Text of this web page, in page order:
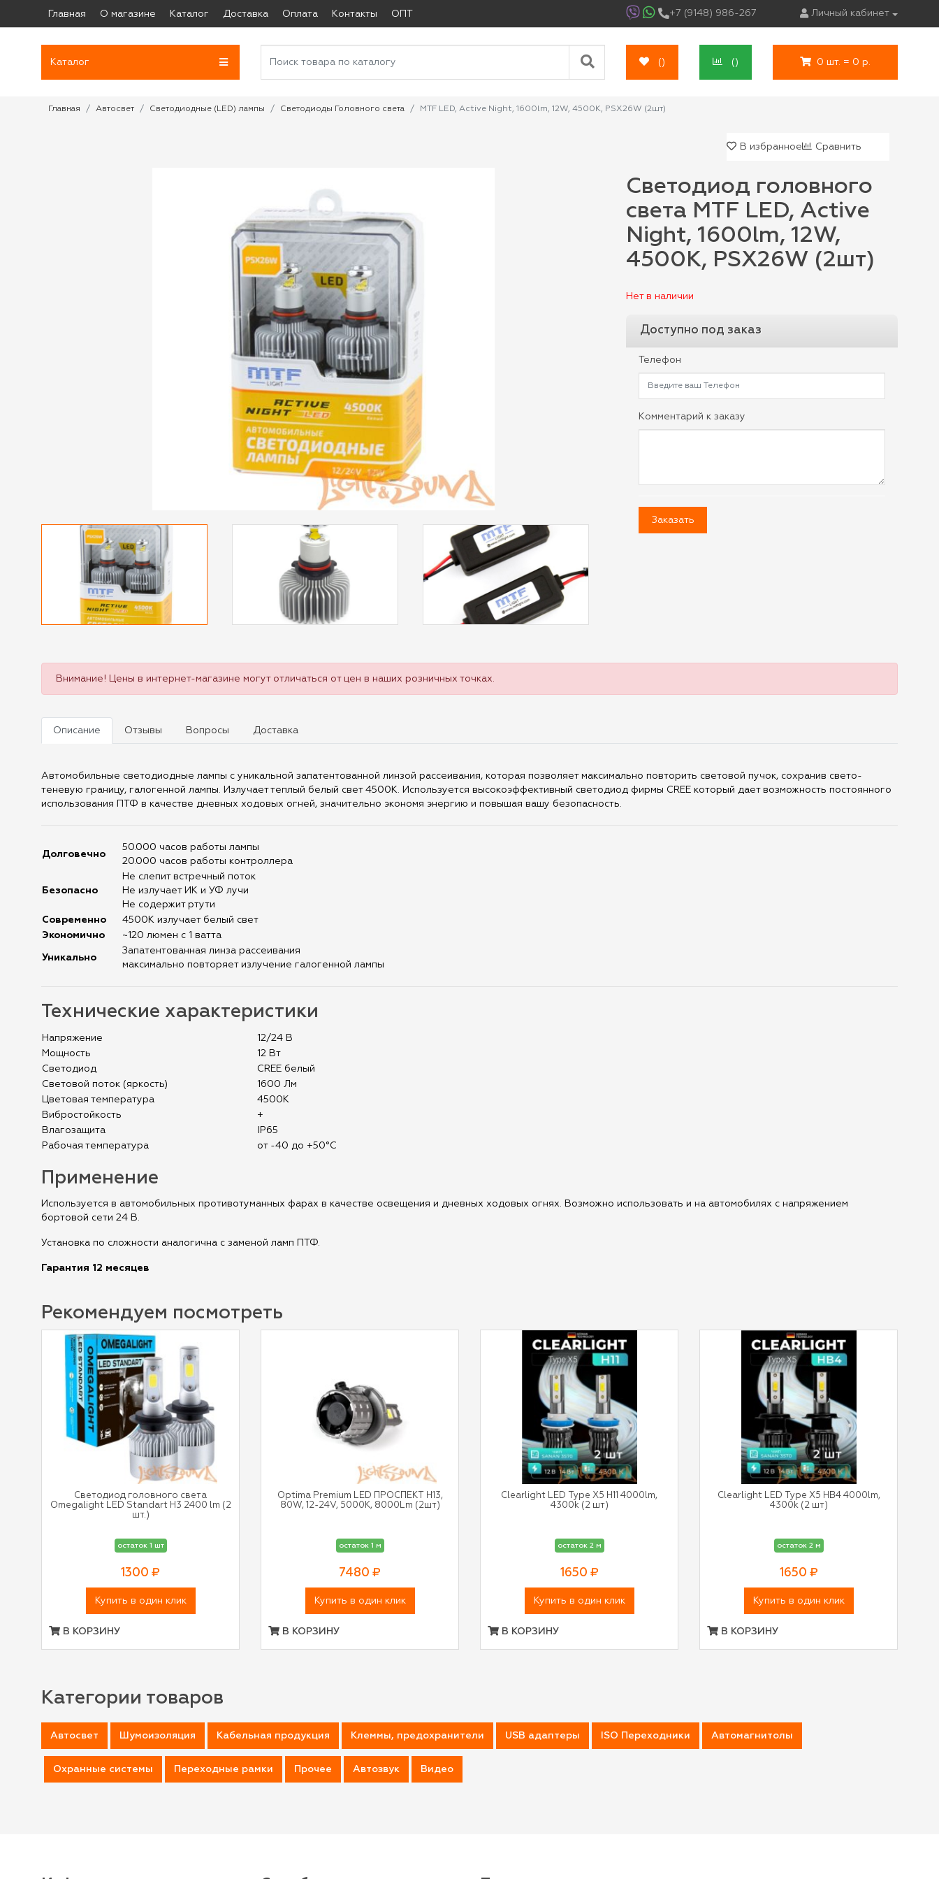
Главная О магазине Каталог Доставка Оплата Контакты ОПТ +7 (9148) 986-267 Личный кабинет
Каталог () () 0 шт. = 0 р.
Главная Автосвет Светодиодные (LED) лампы Светодиоды Головного света MTF LED, Active Night, 1600lm, 12W, 4500K, PSX26W (2шт)
В избранное Сравнить
Светодиод головного
света MTF LED, Active
Night, 1600lm, 12W,
4500K, PSX26W (2шт)
Нет в наличии
Доступно под заказ
Телефон
Комментарий к заказу
Заказать
Внимание! Цены в интернет-магазине могут отличаться от цен в наших розничных точках.
Описание Отзывы Вопросы Доставка
Автомобильные светодиодные лампы с уникальной запатентованной линзой рассеивания, которая позволяет максимально повторить световой пучок, сохранив свето-
теневую границу, галогенной лампы. Излучает теплый белый свет 4500K. Используется высокоэффективный светодиод фирмы CREE который дает возможность постоянного
использования ПТФ в качестве дневных ходовых огней, значительно экономя энергию и повышая вашу безопасность.
Долговечно
50.000 часов работы лампы
20.000 часов работы контроллера
Безопасно
Не слепит встречный поток
Не излучает ИК и УФ лучи
Не содержит ртути
Современно
4500K излучает белый свет
Экономично
~120 люмен с 1 ватта
Уникально
Запатентованная линза рассеивания
максимально повторяет излучение галогенной лампы
Технические характеристики
Напряжение
12/24 В
Мощность
12 Вт
Светодиод
CREE белый
Световой поток (яркость)
1600 Лм
Цветовая температура
4500К
Вибростойкость
+
Влагозащита
IP65
Рабочая температура
от -40 до +50°С
Применение
Используется в автомобильных противотуманных фарах в качестве освещения и дневных ходовых огнях. Возможно использовать и на автомобилях с напряжением
бортовой сети 24 В.
Установка по сложности аналогична с заменой ламп ПТФ.
Гарантия 12 месяцев
Рекомендуем посмотреть
Светодиод головного света
Omegalight LED Standart H3 2400 lm (2
шт.)
остаток 1 шт
1300 ₽
Купить в один клик
В КОРЗИНУ
Optima Premium LED ПРОСПЕКТ H13,
80W, 12-24V, 5000K, 8000Lm (2шт)
остаток 1 м
7480 ₽
Купить в один клик
В КОРЗИНУ
Clearlight LED Type X5 H11 4000lm,
4300k (2 шт)
остаток 2 м
1650 ₽
Купить в один клик
В КОРЗИНУ
Clearlight LED Type X5 HB4 4000lm,
4300k (2 шт)
остаток 2 м
1650 ₽
Купить в один клик
В КОРЗИНУ
Категории товаров
Автосвет Шумоизоляция Кабельная продукция Клеммы, предохранители USB адаптеры ISO Переходники Автомагнитолы
Охранные системы Переходные рамки Прочее Автозвук Видео